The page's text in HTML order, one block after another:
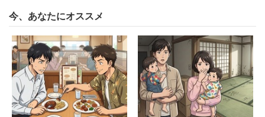
「調子に乗らず、今の時代の形で進め。ただ20～30年後
は自分達が上の世代を舐めてる様に自分達も舐められる
よ。あえて言うならいつの時代もその辺は変わらないか
ら」
と苦言を呈した。
今、あなたにオススメ